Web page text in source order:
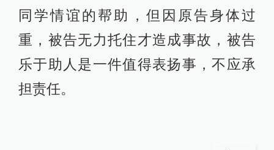
同学情谊的帮助，但因原告身体过
重，被告无力托住才造成事故，被告
乐于助人是一件值得表扬事，不应承
担责任。